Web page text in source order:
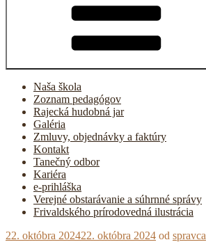
Naša škola
Zoznam pedagógov
Rajecká hudobná jar
Galéria
Zmluvy, objednávky a faktúry
Kontakt
Tanečný odbor
Kariéra
e-prihláška
Verejné obstarávanie a súhrnné správy
Frivaldského prírodovedná ilustrácia
Publikované
22. októbra 202422. októbra 2024 od spravca